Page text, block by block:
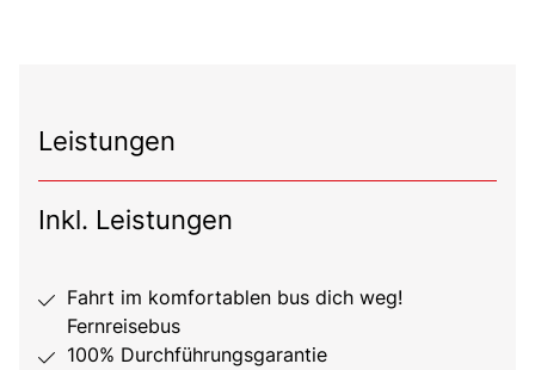
Leistungen
Inkl. Leistungen
Fahrt im komfortablen bus dich weg!
Fernreisebus
100% Durchführungsgarantie